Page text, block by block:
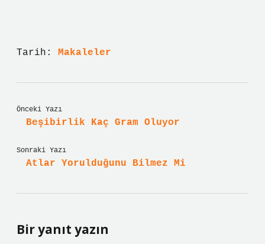
Tarih: Makaleler
Önceki Yazı
Beşibirlik Kaç Gram Oluyor
Sonraki Yazı
Atlar Yorulduğunu Bilmez Mi
Bir yanıt yazın